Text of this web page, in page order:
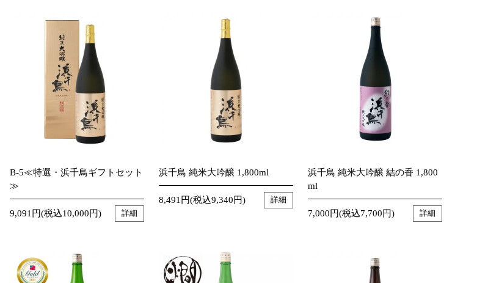
B-5≪特選・浜千鳥ギフトセット
≫
9,091円(税込10,000円) 詳細
浜千鳥 純米大吟醸 1,800ml
8,491円(税込9,340円) 詳細
浜千鳥 純米大吟醸 結の香 1,800
ml
7,000円(税込7,700円) 詳細